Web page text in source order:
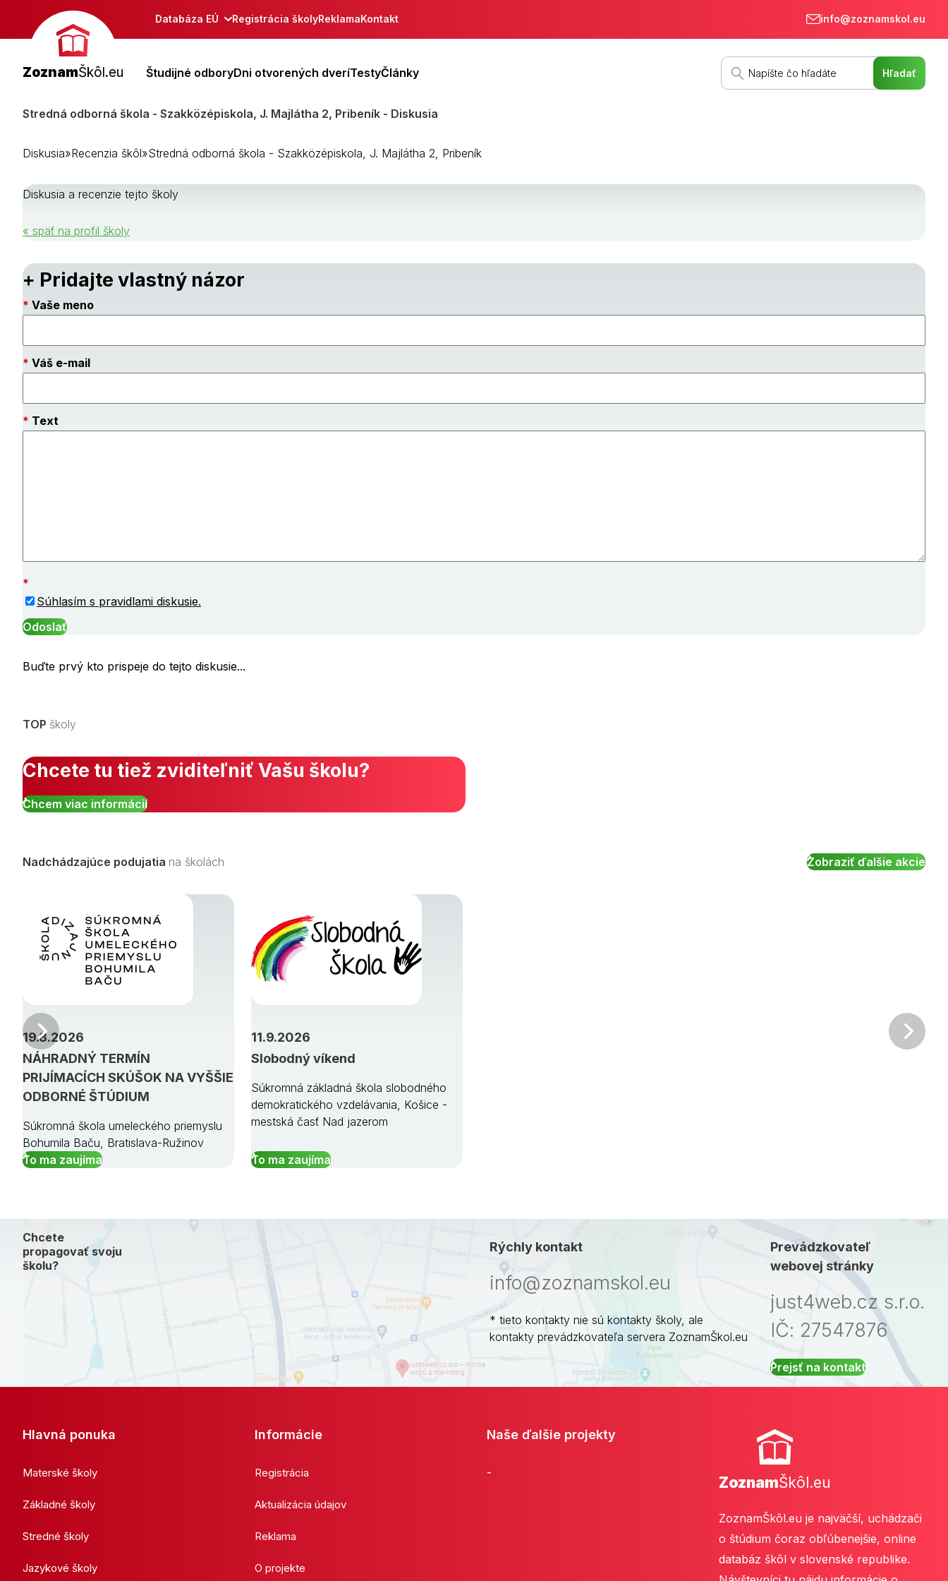
Databáza EÚ Registrácia školyReklamaKontakt info@zoznamskol.eu
ZoznamŠkôl.eu Študijné odboryDni otvorených dveríTestyČlánky
Stredná odborná škola - Szakközépiskola, J. Majlátha 2, Pribeník - Diskusia
Diskusia»Recenzia škôl»Stredná odborná škola - Szakközépiskola, J. Majlátha 2, Pribeník
Diskusia a recenzie tejto školy
« späť na profil školy
+ Pridajte vlastný názor
Vaše meno
Váš e-mail
Text
Súhlasím s pravidlami diskusie.
Buďte prvý kto prispeje do tejto diskusie...
TOP školy
Chcete tu tiež zviditeľniť Vašu školu?
Chcem viac informácií
Nadchádzajúce podujatia na školách Zobraziť ďalšie akcie
NÁHRADNÝ TERMÍN
PRIJÍMACÍCH SKÚŠOK NA VYŠŠIE
ODBORNÉ ŠTÚDIUM
19.8.2026
Súkromná škola umeleckého priemyslu
Bohumila Baču, Bratislava-Ružinov
To ma zaujíma
Slobodný víkend
11.9.2026
Súkromná základná škola slobodného
demokratického vzdelávania, Košice -
mestská časť Nad jazerom
To ma zaujíma
Predchádzajúci
Chcete
propagovať svoju
školu?
Rýchly kontakt
info@zoznamskol.eu
* tieto kontakty nie sú kontakty školy, ale
kontakty prevádzkovateľa servera ZoznamŠkol.eu
Prevádzkovateľ
webovej stránky
just4web.cz s.r.o.
IČ: 27547876
Prejsť na kontakt
Hlavná ponuka
Materské školy
Základné školy
Stredné školy
Jazykové školy
Informácie
Registrácia
Aktualizácia údajov
Reklama
O projekte
Naše ďalšie projekty
-
ZoznamŠkôl.eu
ZoznamŠkôl.eu je najväčší, uchádzači
o štúdium čoraz obľúbenejšie, online
databáz škôl v slovenské republike.